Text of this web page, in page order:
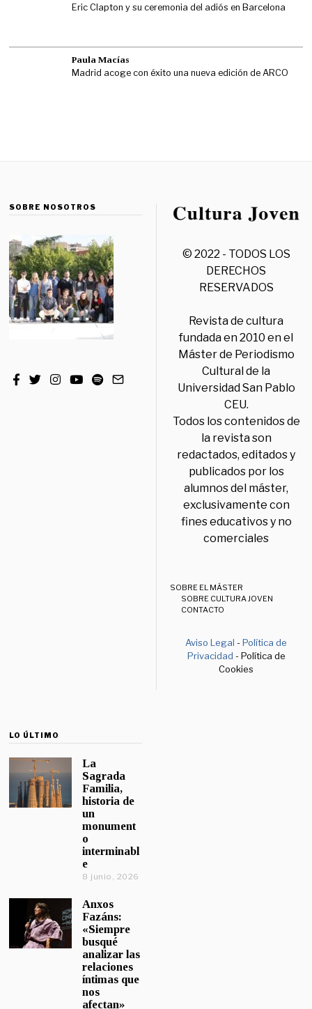
Eric Clapton y su ceremonia del adiós en Barcelona
Paula Macías
Madrid acoge con éxito una nueva edición de ARCO
SOBRE NOSOTROS
© 2022 - TODOS LOS
DERECHOS
RESERVADOS
Revista de cultura
fundada en 2010 en el
Máster de Periodismo
Cultural de la
Universidad San Pablo
CEU.
Todos los contenidos de
la revista son
redactados, editados y
publicados por los
alumnos del máster,
exclusivamente con
fines educativos y no
comerciales
SOBRE EL MÁSTER
SOBRE CULTURA JOVEN
CONTACTO
Aviso Legal -Política de
Privacidad - Política de
Cookies
LO ÚLTIMO
La
Sagrada
Familia,
historia de
un
monument
o
interminabl
e
8 junio, 2026
Anxos
Fazáns:
«Siempre
busqué
analizar las
relaciones
íntimas que
nos
afectan»